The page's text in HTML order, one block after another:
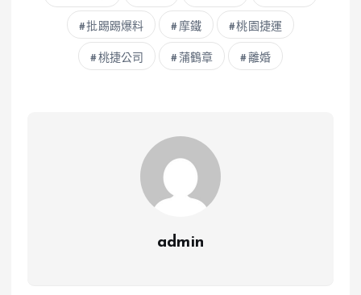
批踢踢爆料 摩鐵 桃園捷運
桃捷公司 蒲鶴章 離婚
admin